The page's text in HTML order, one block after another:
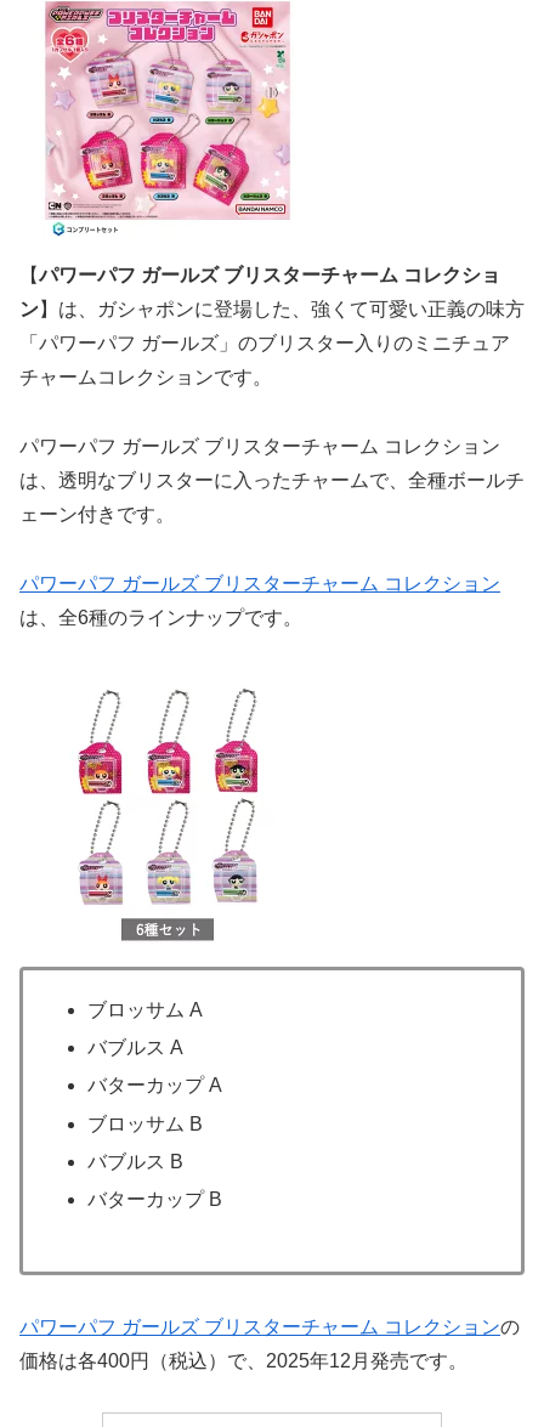
【パワーパフ ガールズ ブリスターチャーム コレクショ
ン】は、ガシャポンに登場した、強くて可愛い正義の味方
「パワーパフ ガールズ」のブリスター入りのミニチュア
チャームコレクションです。
パワーパフ ガールズ ブリスターチャーム コレクション
は、透明なブリスターに入ったチャームで、全種ボールチ
ェーン付きです。
パワーパフ ガールズ ブリスターチャーム コレクション
は、全6種のラインナップです。
ブロッサム A
バブルス A
バターカップ A
ブロッサム B
バブルス B
バターカップ B
パワーパフ ガールズ ブリスターチャーム コレクションの
価格は各400円（税込）で、2025年12月発売です。